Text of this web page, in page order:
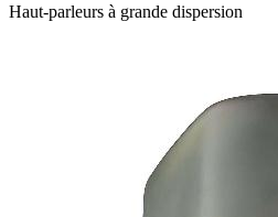
Haut-parleurs à grande dispersion